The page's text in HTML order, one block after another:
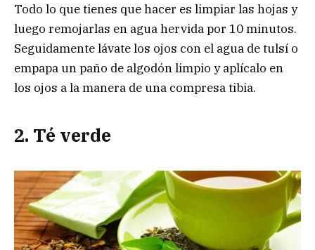
Todo lo que tienes que hacer es limpiar las hojas y
luego remojarlas en agua hervida por 10 minutos.
Seguidamente lávate los ojos con el agua de tulsí o
empapa un paño de algodón limpio y aplícalo en
los ojos a la manera de una compresa tibia.
2. Té verde